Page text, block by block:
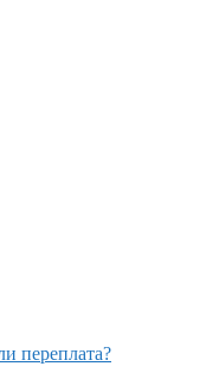
переплата?